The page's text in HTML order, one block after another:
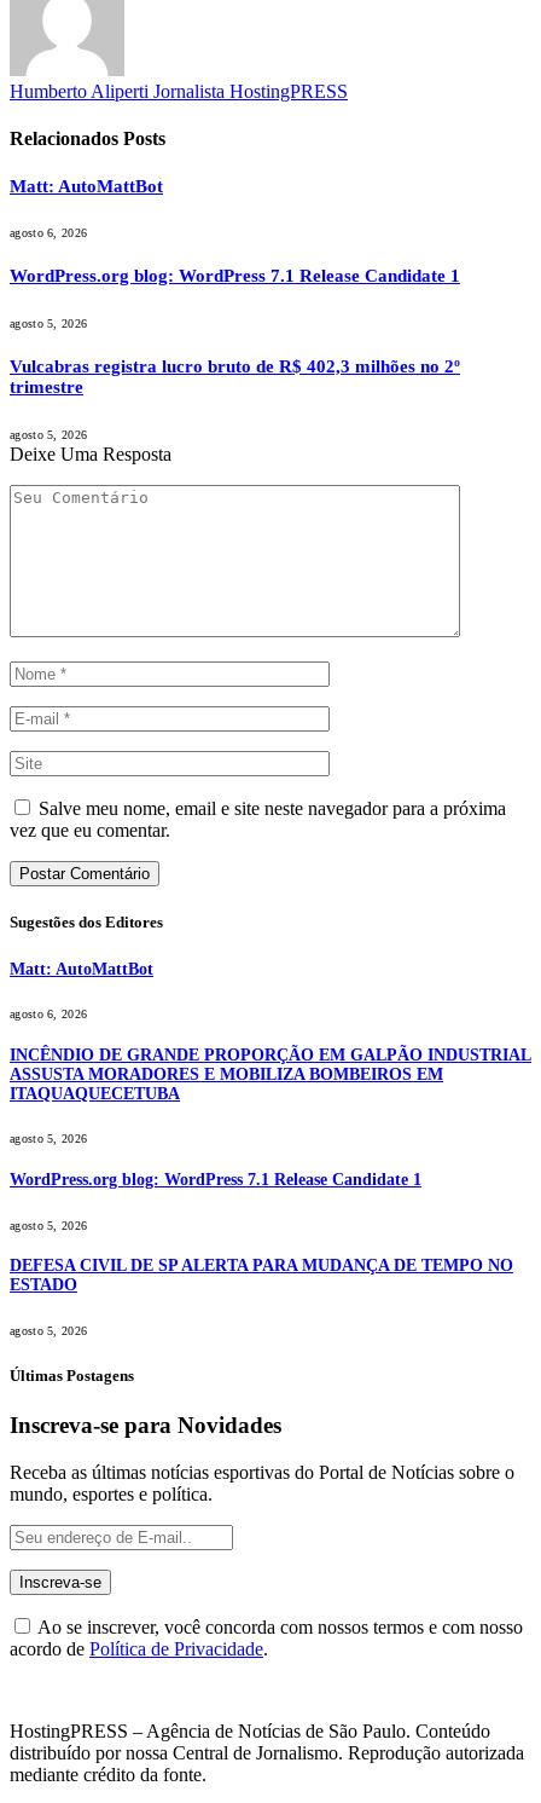
Humberto Aliperti Jornalista HostingPRESS
Relacionados Posts
Matt: AutoMattBot
agosto 6, 2026
WordPress.org blog: WordPress 7.1 Release Candidate 1
agosto 5, 2026
Vulcabras registra lucro bruto de R$ 402,3 milhões no 2º
trimestre
agosto 5, 2026
Deixe Uma Resposta
Salve meu nome, email e site neste navegador para a próxima
vez que eu comentar.
Sugestões dos Editores
Matt: AutoMattBot
agosto 6, 2026
INCÊNDIO DE GRANDE PROPORÇÃO EM GALPÃO INDUSTRIAL
ASSUSTA MORADORES E MOBILIZA BOMBEIROS EM
ITAQUAQUECETUBA
agosto 5, 2026
WordPress.org blog: WordPress 7.1 Release Candidate 1
agosto 5, 2026
DEFESA CIVIL DE SP ALERTA PARA MUDANÇA DE TEMPO NO
ESTADO
agosto 5, 2026
Últimas Postagens
Inscreva-se para Novidades
Receba as últimas notícias esportivas do Portal de Notícias sobre o
mundo, esportes e política.
Ao se inscrever, você concorda com nossos termos e com nosso
acordo de Política de Privacidade.
HostingPRESS – Agência de Notícias de São Paulo. Conteúdo
distribuído por nossa Central de Jornalismo. Reprodução autorizada
mediante crédito da fonte.